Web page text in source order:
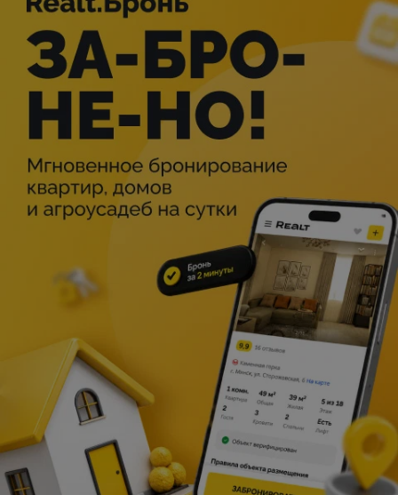
Приглашаем на яркое и душевное музыкальное событие
— Кучерявый вечер Александра Бардина!
За его спиной десятки аншлаговых концертов по всей
России: от Санкт-Петербурга до Владивостока, сотни
песен и сотни тысяч подписчиков в соцсетях, миллионы
зрителей. Заслуженный артист и солист группы САДко,
композитор и мультиинструменталист.